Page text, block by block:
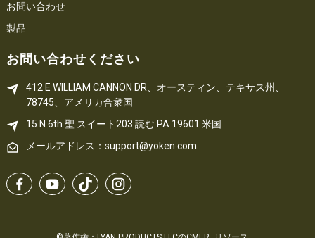
お問い合わせ
製品
お問い合わせください
412 E WILLIAM CANNON DR、オースティン、テキサス州、
78745、アメリカ合衆国
15 N 6th 聖 スイート203 読む PA 19601 米国
メールアドレス：support@yoken.com